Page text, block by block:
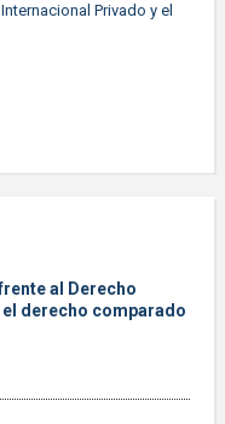
Privado y el
al Derecho
derecho comparado